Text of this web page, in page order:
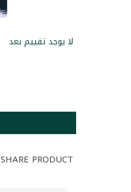
لا يوجد تقييم بعد
SHARE PRODUCT